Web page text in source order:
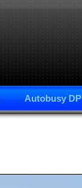
Autobusy